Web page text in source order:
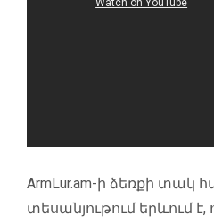
ArmLur.am-ի ձեռքի տակ
տեսանյութում երևում